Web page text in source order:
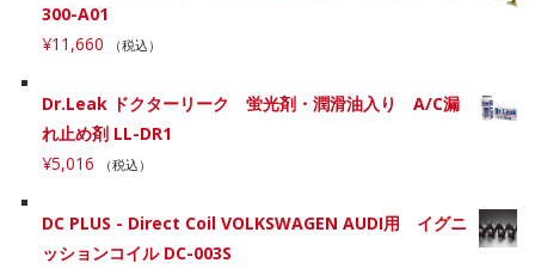
300-A01
¥11,660 （税込）
Dr.Leak ドクターリーク 蛍光剤・潤滑油入り A/C漏
れ止め剤 LL-DR1
¥5,016 （税込）
DC PLUS - Direct Coil VOLKSWAGEN AUDI用 イグニ
ッションコイル DC-003S